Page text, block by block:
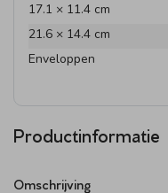
17.1 × 11.4 cm
21.6 × 14.4 cm
Enveloppen
Productinformatie
Omschrijving